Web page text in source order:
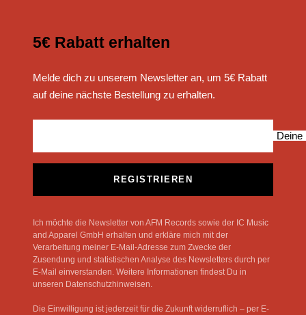
5€ Rabatt erhalten
Melde dich zu unserem Newsletter an, um 5€ Rabatt
auf deine nächste Bestellung zu erhalten.
Deine
REGISTRIEREN
Ich möchte die Newsletter von AFM Records sowie der IC Music
and Apparel GmbH erhalten und erkläre mich mit der
Verarbeitung meiner E-Mail-Adresse zum Zwecke der
Zusendung und statistischen Analyse des Newsletters durch per
E-Mail einverstanden. Weitere Informationen findest Du in
unseren Datenschutzhinweisen.
Die Einwilligung ist jederzeit für die Zukunft widerruflich – per E-